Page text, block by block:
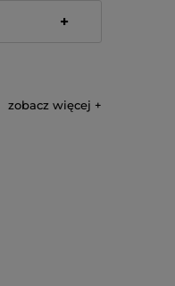
+
zobacz więcej